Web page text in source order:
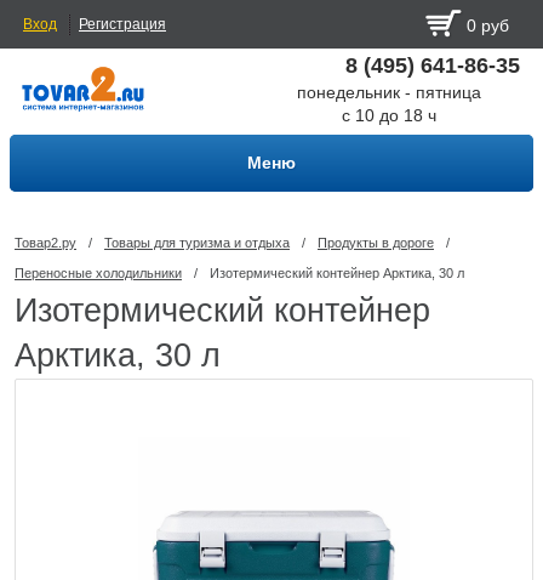
Вход Регистрация 0 руб
8 (495) 641-86-35
понедельник - пятница
с 10 до 18 ч
Меню
Товар2.ру / Товары для туризма и отдыха / Продукты в дороге /
Переносные холодильники / Изотермический контейнер Арктика, 30 л
Изотермический контейнер
Арктика, 30 л